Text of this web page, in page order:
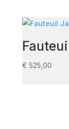
€ 525,00